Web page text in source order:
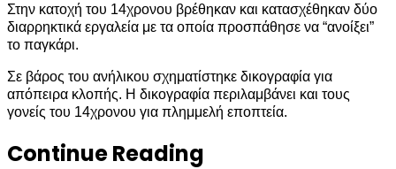
Στην κατοχή του 14χρονου βρέθηκαν και κατασχέθηκαν δύο
διαρρηκτικά εργαλεία με τα οποία προσπάθησε να “ανοίξει”
το παγκάρι.
Σε βάρος του ανήλικου σχηματίστηκε δικογραφία για
απόπειρα κλοπής. Η δικογραφία περιλαμβάνει και τους
γονείς του 14χρονου για πλημμελή εποπτεία.
Continue Reading